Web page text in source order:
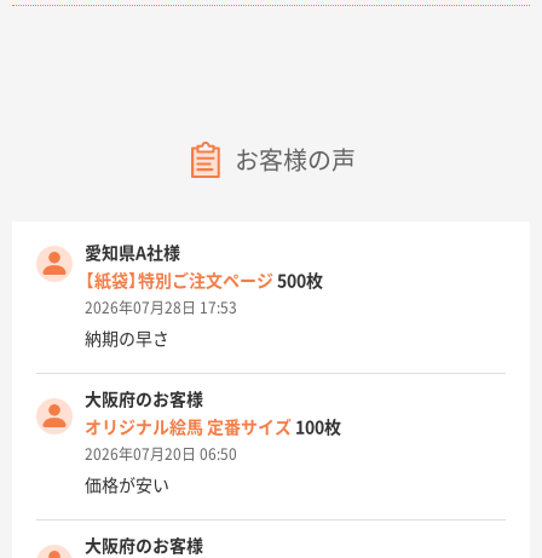
お客様の声
愛知県A社様
【紙袋】特別ご注文ページ 500枚
2026年07月28日 17:53
納期の早さ
大阪府のお客様
オリジナル絵馬 定番サイズ 100枚
2026年07月20日 06:50
価格が安い
大阪府のお客様